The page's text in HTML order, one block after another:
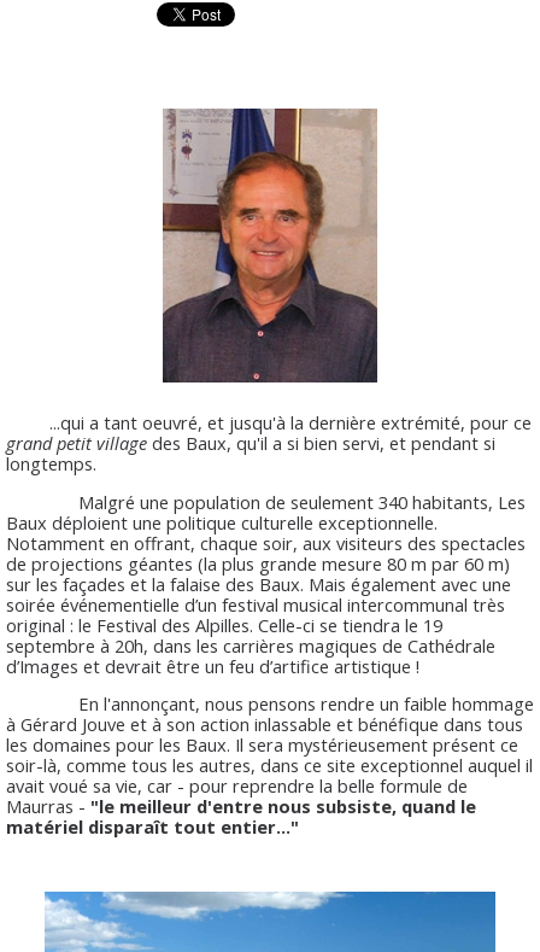
...qui a tant oeuvré, et jusqu'à la dernière extrémité, pour ce
grand petit village des Baux, qu'il a si bien servi, et pendant si
longtemps.
Malgré une population de seulement 340 habitants, Les
Baux déploient une politique culturelle exceptionnelle.
Notamment en offrant, chaque soir, aux visiteurs des spectacles
de projections géantes (la plus grande mesure 80 m par 60 m)
sur les façades et la falaise des Baux. Mais également avec une
soirée événementielle d’un festival musical intercommunal très
original : le Festival des Alpilles. Celle-ci se tiendra le 19
septembre à 20h, dans les carrières magiques de Cathédrale
d’Images et devrait être un feu d’artifice artistique !
En l'annonçant, nous pensons rendre un faible hommage
à Gérard Jouve et à son action inlassable et bénéfique dans tous
les domaines pour les Baux. Il sera mystérieusement présent ce
soir-là, comme tous les autres, dans ce site exceptionnel auquel il
avait voué sa vie, car - pour reprendre la belle formule de
Maurras - "le meilleur d'entre nous subsiste, quand le
matériel disparaît tout entier..."